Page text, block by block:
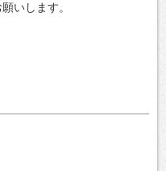
いします。